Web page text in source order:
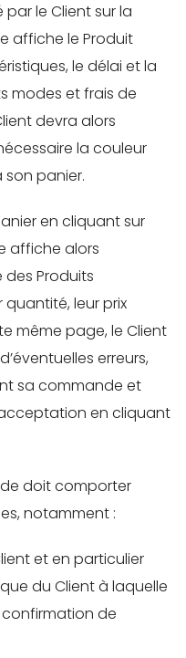
le Client sur la
affiche le Produit
le délai et la
modes et frais de
devra alors
la couleur
son panier.
en cliquant sur
affiche alors
Produits
quantité, leur prix
même page, le Client
erreurs,
sa commande et
en cliquant
doit comporter
notamment :
et en particulier
du Client à laquelle
de